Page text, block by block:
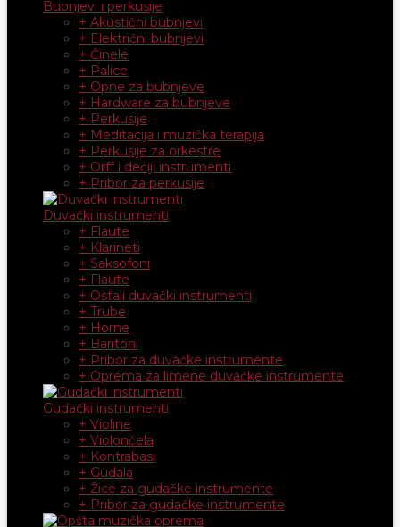
Bubnjevi i perkusije
+ Akustični bubnjevi
+ Električni bubnjevi
+ Činele
+ Palice
+ Opne za bubnjeve
+ Hardware za bubnjeve
+ Perkusije
+ Meditacija i muzička terapija
+ Perkusije za orkestre
+ Orff i dečiji instrumenti
+ Pribor za perkusije
Duvački instrumenti
+ Flaute
+ Klarineti
+ Saksofoni
+ Flaute
+ Ostali duvački instrumenti
+ Trube
+ Horne
+ Baritoni
+ Pribor za duvačke instrumente
+ Oprema za limene duvačke instrumente
Gudački instrumenti
+ Violine
+ Violončela
+ Kontrabasi
+ Gudala
+ Žice za gudačke instrumente
+ Pribor za gudačke instrumente